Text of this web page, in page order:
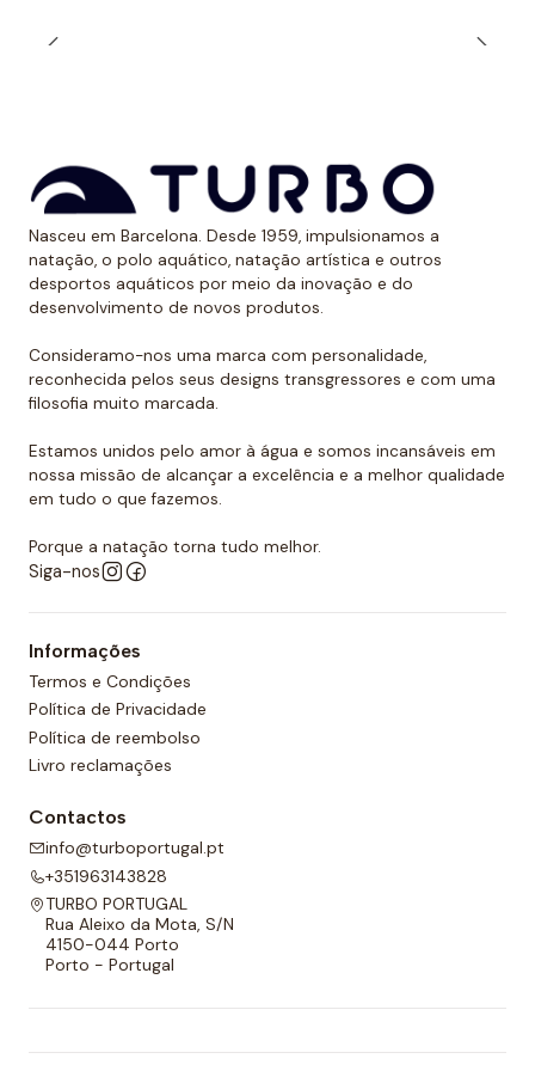
bem.
habitual. No caso de compará-lo com o fato de banho
Turbo com alças finas, sugerimos optar por um
tamanho maior, já que são um pouco menores.
Nasceu em Barcelona. Desde 1959, impulsionamos a
natação, o polo aquático, natação artística e outros
desportos aquáticos por meio da inovação e do
desenvolvimento de novos produtos.
Consideramo-nos uma marca com personalidade,
reconhecida pelos seus designs transgressores e com uma
filosofia muito marcada.
Estamos unidos pelo amor à água e somos incansáveis em
nossa missão de alcançar a excelência e a melhor qualidade
em tudo o que fazemos.
Porque a natação torna tudo melhor.
Siga-nos
Informações
Termos e Condições
Política de Privacidade
Política de reembolso
Livro reclamações
Contactos
info@turboportugal.pt
+351963143828
TURBO PORTUGAL
Rua Aleixo da Mota, S/N
4150-044 Porto
Porto - Portugal